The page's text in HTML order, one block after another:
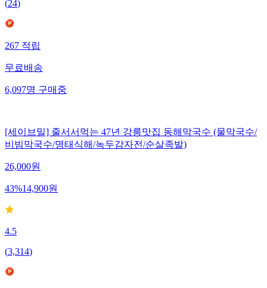
(24)
267 적립
무료배송
6,097명 구매중
[세이브밀] 줄서서먹는 47년 강릉맛집 동해막국수 (물막국수/
비빔막국수/명태식해/녹두감자전/순살족발)
26,000원
43%14,900원
4.5
(3,314)